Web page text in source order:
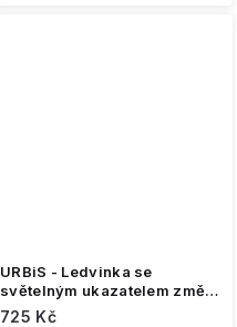
URBiS - Ledvinka se
světelným ukazatelem změny
směru jízdy
725 Kč